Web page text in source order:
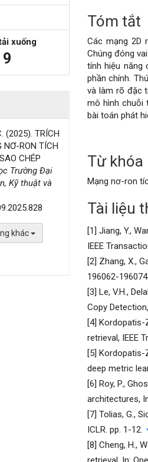
xuống
9
(2025). TRÍCH
NƠ-RON TÍCH
CHÉP
Trường Đại
Kỹ thuật và
khác
Nội
dung
chính
của
bài
Tóm tắt
Các mạng 2D
Chúng đóng
tính hiệu năng
phần chính.
và làm rõ đặc
mô hình chuỗi
bài toán phát
Từ khóa
Mạng nơ-ron
Chi
tiết
bài
viết
Tài liệu
[1] Jiang, Y.,
IEEE
[2] Zhang, X.,
196062-196074.
[3] Le, V.H.,
Copy
[4] Kordopatis-
retrieval, IEEE
[5] Kordopatis-
deep metric
[6] Roy, P.,
architectures,
[7] Tolias, G.,
ICLR. pp. 1-12.
[8] Cheng, H.,